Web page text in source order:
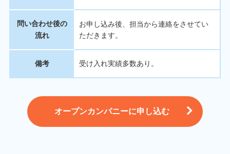
問い合わせ後の
流れ
お申し込み後、担当から連絡をさせてい
ただきます。
備考 受け入れ実績多数あり。
オープンカンパニーに申し込む